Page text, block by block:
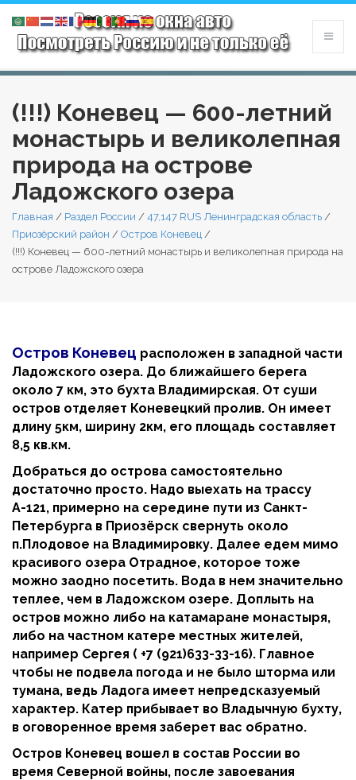
(!!!) Коневец — 600-летний
монастырь и великолепная
природа на острове
Ладожского озера
Главная / Раздел России / 47,147 RUS Ленинградская область /
Приозёрский район / Остров Коневец /
(!!!) Коневец — 600-летний монастырь и великолепная природа на
острове Ладожского озера
Остров Коневец расположен в западной части
Ладожского озера. До ближайшего берега
около 7 км, это бухта Владимирская. От суши
остров отделяет Коневецкий пролив. Он имеет
длину 5км, ширину 2км, его площадь составляет
8,5 кв.км.
Добраться до острова самостоятельно
достаточно просто. Надо выехать на трассу
А-121, примерно на середине пути из Санкт-
Петербурга в Приозёрск свернуть около
п.Плодовое на Владимировку. Далее едем мимо
красивого озера Отрадное, которое тоже
можно заодно посетить. Вода в нем значительно
теплее, чем в Ладожском озере. Доплыть на
остров можно либо на катамаране монастыря,
либо на частном катере местных жителей,
например Сергея ( +7 (921)633-33-16). Главное
чтобы не подвела погода и не было шторма или
тумана, ведь Ладога имеет непредсказуемый
характер. Катер прибывает во Владычную бухту,
в оговоренное время заберет вас обратно.
Остров Коневец вошел в состав России во
время Северной войны, после завоевания